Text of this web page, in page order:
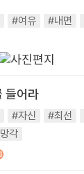
#여유 #내면
들어라
#자신 #최선
각